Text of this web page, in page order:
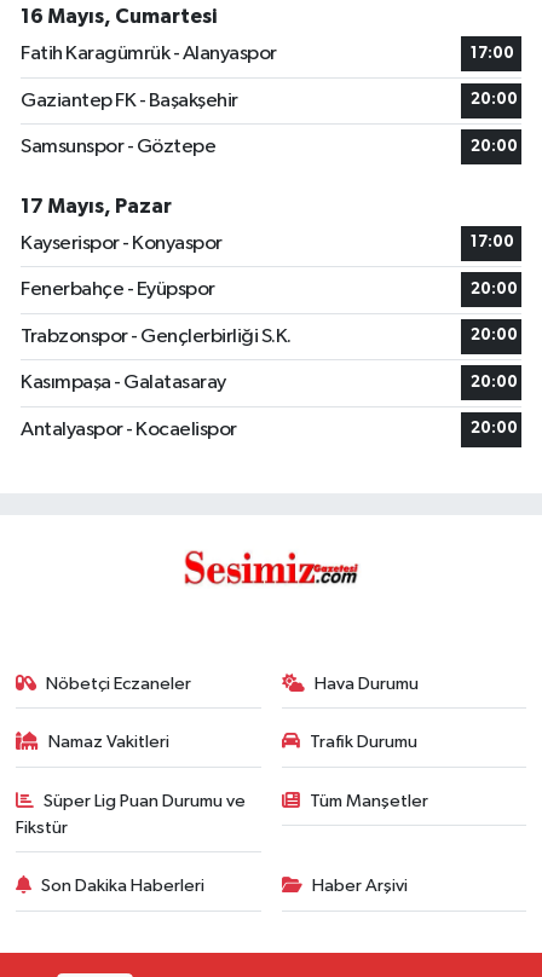
16 Mayıs, Cumartesi
Fatih Karagümrük - Alanyaspor
17:00
Gaziantep FK - Başakşehir 20:00
Samsunspor - Göztepe 20:00
17 Mayıs, Pazar
Kayserispor - Konyaspor
17:00
Fenerbahçe - Eyüpspor 20:00
Trabzonspor - Gençlerbirliği S.K. 20:00
Kasımpaşa - Galatasaray 20:00
Antalyaspor - Kocaelispor 20:00
Nöbetçi Eczaneler Hava Durumu
Namaz Vakitleri Trafik Durumu
Süper Lig Puan Durumu ve
Fikstür
Tüm Manşetler
Son Dakika Haberleri Haber Arşivi